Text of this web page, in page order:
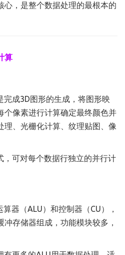
心，是整个数据处理的最根本的
算
完成3D图形的生成，将图形映
个像素进行计算确定最终颜色并
理、光栅化计算、纹理贴图、像
，可对每个数据行独立的并行计
器（ALU）和控制器（CU），
存储器组成，功能模块较多，